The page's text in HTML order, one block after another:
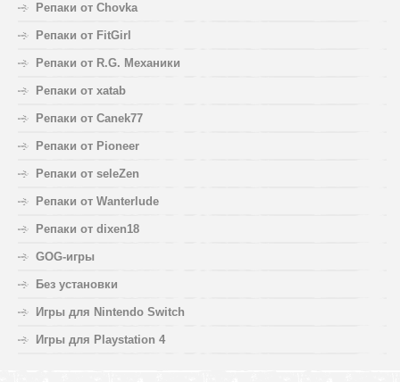
Репаки от Chovka
Репаки от FitGirl
Репаки от R.G. Механики
Репаки от xatab
Репаки от Canek77
Репаки от Pioneer
Репаки от seleZen
Репаки от Wanterlude
Репаки от dixen18
GOG-игры
Без установки
Игры для Nintendo Switch
Игры для Playstation 4